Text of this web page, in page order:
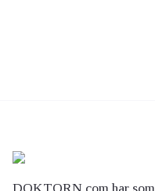
DOKTORN.com har